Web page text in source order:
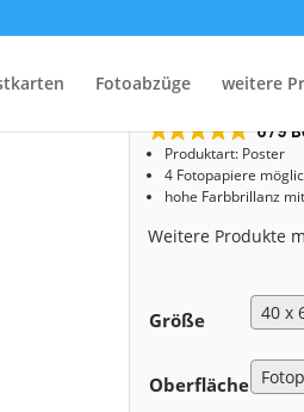
Fotoabzüge weitere
/Shop/Poster/ Poster (00862)
Poster
679
Produktart: Poster
4 Fotopapiere
hohe Farbbrillanz
Weitere Produkte
Größe
Oberfläche